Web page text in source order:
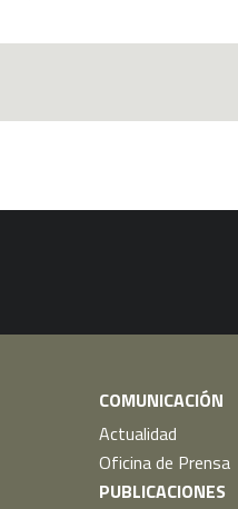
COMUNICACIÓN
Actualidad
Oficina de Prensa
PUBLICACIONES